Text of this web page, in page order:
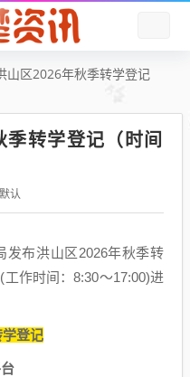
山区2026年秋季转学登记
转学登记（时间
默认
发布洪山区2026年秋季转
作时间：8:30～17:00)进
登记